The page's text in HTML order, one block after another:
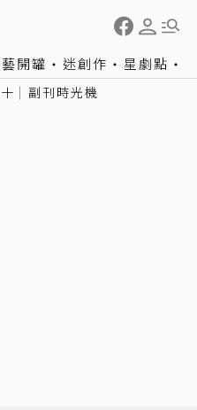
藝開罐 迷創作 星劇點
副刊時光機